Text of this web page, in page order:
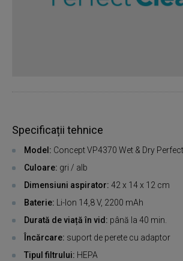
Specificații tehnice
Model: Concept VP4370 Wet & Dry
Culoare: gri / alb
Dimensiuni aspirator: 42 x 14 x 12 cm
Baterie: Li-Ion 14,8 V, 2200 mAh
Durată de viață în vid: până la 40 min.
Încărcare: suport de perete cu adaptor
Tipul filtrului: HEPA